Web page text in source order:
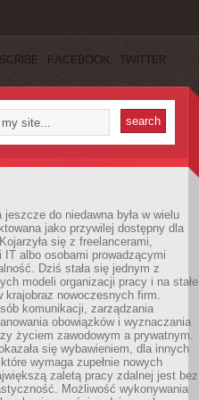
FACEBOOK TWITTER
jeszcze do niedawna była w wielu
jako przywilej dostępny dla
się z freelancerami,
IT albo osobami prowadzącymi
Dziś stała się jednym z
modeli organizacji pracy i na stałe
krajobraz nowoczesnych firm.
komunikacji, zarządzania
obowiązków i wyznaczania
życiem zawodowym a prywatnym.
się wybawieniem, dla innych
wymaga zupełnie nowych
zaletą pracy zdalnej jest bez
Możliwość wykonywania